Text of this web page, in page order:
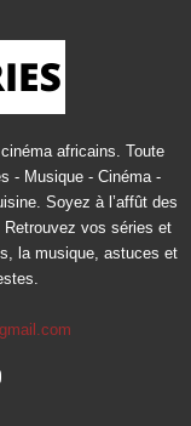
africains. Toute
- Musique - Cinéma -
Soyez à l’affût des
vos séries et
la musique, astuces et